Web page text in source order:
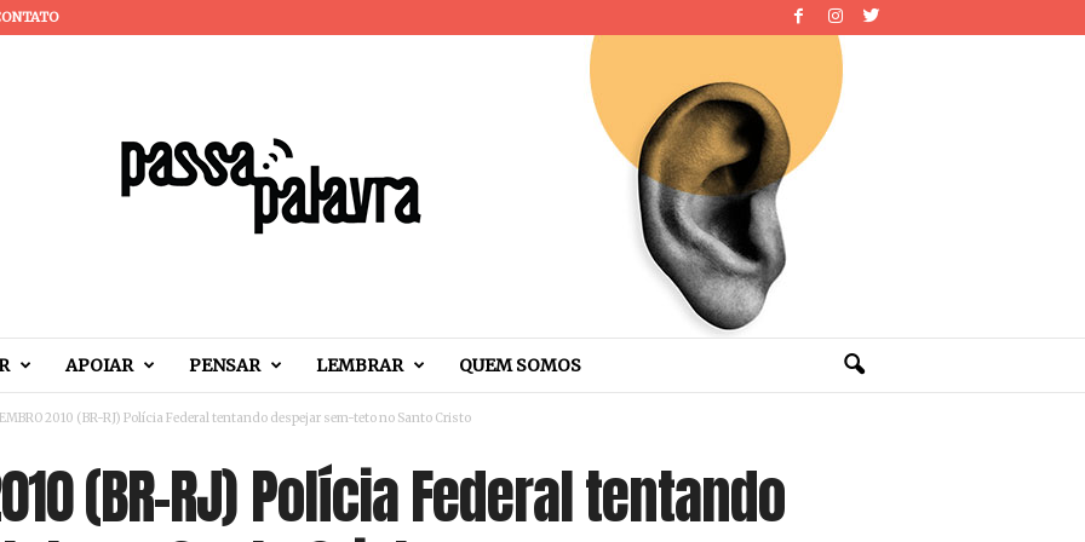
APOIAR PENSAR LEMBRAR QUEM SOMOS
2010 (BR-RJ) Polícia Federal tentando despejar sem-teto no Santo Cristo
(BR-RJ) Polícia Federal tentando